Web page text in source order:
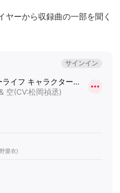
ーから収録曲の一部を聞く